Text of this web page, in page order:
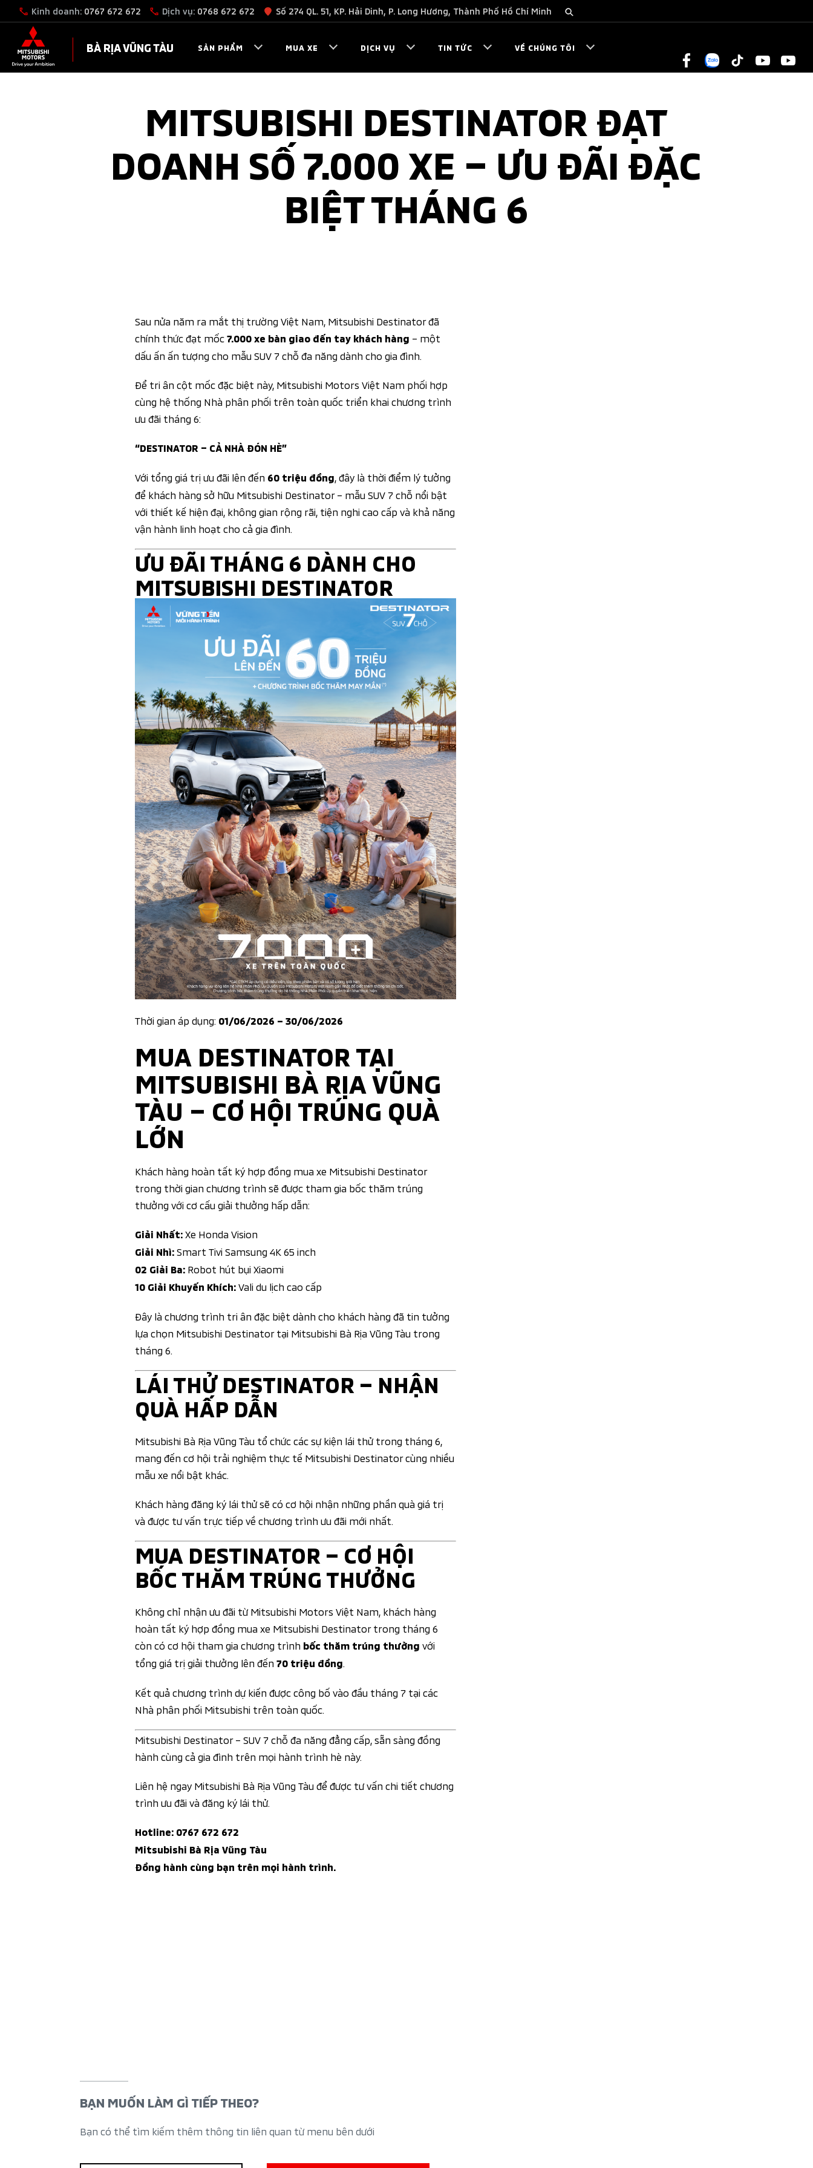
BÀ RỊA VŨNG TÀU SẢN PHẨM MUA XE DỊCH VỤ TIN TỨC VỀ CHÚNG TÔI
Kinh doanh: 0767 672 672 Dịch vụ: 0768 672 672 Số 274 QL. 51, KP. Hải Dinh, P. Long Hương, Thành Phố Hồ Chí Minh
MITSUBISHI DESTINATOR ĐẠT
DOANH SỐ 7.000 XE – ƯU ĐÃI ĐẶC
BIỆT THÁNG 6
Sau nửa năm ra mắt thị trường Việt Nam, Mitsubishi Destinator đã
chính thức đạt mốc7.000 xe bàn giao đến tay khách hàng – một
dấu ấn ấn tượng cho mẫu SUV 7 chỗ đa năng dành cho gia đình.
Để tri ân cột mốc đặc biệt này, Mitsubishi Motors Việt Nam phối hợp
cùng hệ thống Nhà phân phối trên toàn quốc triển khai chương trình
ưu đãi tháng 6:
“DESTINATOR – CẢ NHÀ ĐÓN HÈ”
Với tổng giá trị ưu đãi lên đến 60 triệu đồng , đây là thời điểm lý tưởng
để khách hàng sở hữu Mitsubishi Destinator – mẫu SUV 7 chỗ nổi bật
với thiết kế hiện đại, không gian rộng rãi, tiện nghi cao cấp và khả năng
vận hành linh hoạt cho cả gia đình.
ƯU ĐÃI THÁNG 6 DÀNH CHO
MITSUBISHI DESTINATOR
Thời gian áp dụng: 01/06/2026 – 30/06/2026
MUA DESTINATOR TẠI
MITSUBISHI BÀ RỊA VŨNG
TÀU – CƠ HỘI TRÚNG QUÀ
LỚN
Khách hàng hoàn tất ký hợp đồng mua xe Mitsubishi Destinator
trong thời gian chương trình sẽ được tham gia bốc thăm trúng
thưởng với cơ cấu giải thưởng hấp dẫn:
Giải Nhất:Xe Honda Vision
Giải Nhì:Smart Tivi Samsung 4K 65 inch
02 Giải Ba: Robot hút bụi Xiaomi
10 Giải Khuyến Khích:Vali du lịch cao cấp
Đây là chương trình tri ân đặc biệt dành cho khách hàng đã tin tưởng
lựa chọn Mitsubishi Destinator tại Mitsubishi Bà Rịa Vũng Tàu trong
tháng 6.
LÁI THỬ DESTINATOR – NHẬN
QUÀ HẤP DẪN
Mitsubishi Bà Rịa Vũng Tàu tổ chức các sự kiện lái thử trong tháng 6,
mang đến cơ hội trải nghiệm thực tế Mitsubishi Destinator cùng nhiều
mẫu xe nổi bật khác.
Khách hàng đăng ký lái thử sẽ có cơ hội nhận những phần quà giá trị
và được tư vấn trực tiếp về chương trình ưu đãi mới nhất.
MUA DESTINATOR – CƠ HỘI
BỐC THĂM TRÚNG THƯỞNG
Không chỉ nhận ưu đãi từ Mitsubishi Motors Việt Nam, khách hàng
hoàn tất ký hợp đồng mua xe Mitsubishi Destinator trong tháng 6
còn có cơ hội tham gia chương trình bốc thăm trúng thưởng với
tổng giá trị giải thưởng lên đến70 triệu đồng
Kết quả chương trình dự kiến được công bố vào đầu tháng 7 tại các
Nhà phân phối Mitsubishi trên toàn quốc.
Mitsubishi Destinator – SUV 7 chỗ đa năng đẳng cấp, sẵn sàng đồng
hành cùng cả gia đình trên mọi hành trình hè này.
Liên hệ ngay Mitsubishi Bà Rịa Vũng Tàu để được tư vấn chi tiết chương
trình ưu đãi và đăng ký lái thử.
Hotline: 0767 672 672
Mitsubishi Bà Rịa Vũng Tàu
Đồng hành cùng bạn trên mọi hành trình.
BẠN MUỐN LÀM GÌ TIẾP THEO?
Bạn có thể tìm kiếm thêm thông tin liên quan từ menu bên dưới